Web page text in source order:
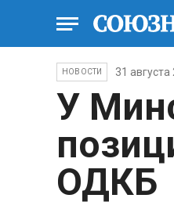
НОВОСТИ 31 августа
У
ОДКБ